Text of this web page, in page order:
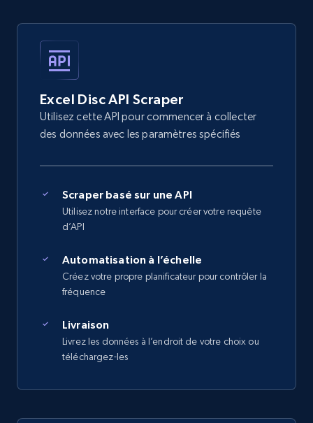
Excel Disc API Scraper
Utilisez cette API pour commencer à collecter
des données avec les paramètres spécifiés
Scraper basé sur une API
Utilisez notre interface pour créer votre requête
d’API
Automatisation à l’échelle
Créez votre propre planificateur pour contrôler la
fréquence
Livraison
Livrez les données à l’endroit de votre choix ou
téléchargez-les